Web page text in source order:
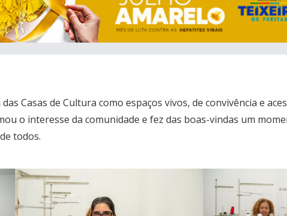
Casas de Cultura como espaços vivos, de convivência e
o interesse da comunidade e fez das boas-vindas um
todos.